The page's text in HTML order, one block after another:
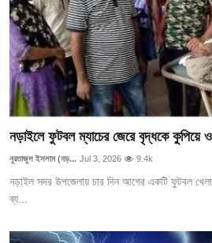
নড়াইলে ফুটবল ম্যাচের জেরে বৃদ্ধকে কুপিয়ে
নুরতাজুল ইসলাম (নড়... Jul 3, 2026 9.4k
নড়াইল সদর উপজেলায় চার দিন আগের একটি ফুটবল
ব্য...